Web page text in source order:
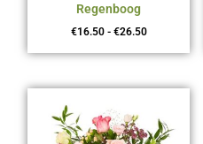
Regenboog
€16.50 - €26.50
tot
€29.95